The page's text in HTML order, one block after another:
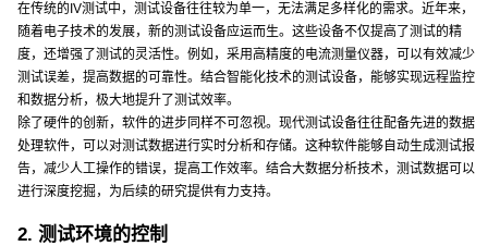
在传统的IV测试中，测试设备往往较为单一，无法满足多样化的需求。近年来，
随着电子技术的发展，新的测试设备应运而生。这些设备不仅提高了测试的精
度，还增强了测试的灵活性。例如，采用高精度的电流测量仪器，可以有效减少
测试误差，提高数据的可靠性。结合智能化技术的测试设备，能够实现远程监控
和数据分析，极大地提升了测试效率。
除了硬件的创新，软件的进步同样不可忽视。现代测试设备往往配备先进的数据
处理软件，可以对测试数据进行实时分析和存储。这种软件能够自动生成测试报
告，减少人工操作的错误，提高工作效率。结合大数据分析技术，测试数据可以
进行深度挖掘，为后续的研究提供有力支持。
2. 测试环境的控制